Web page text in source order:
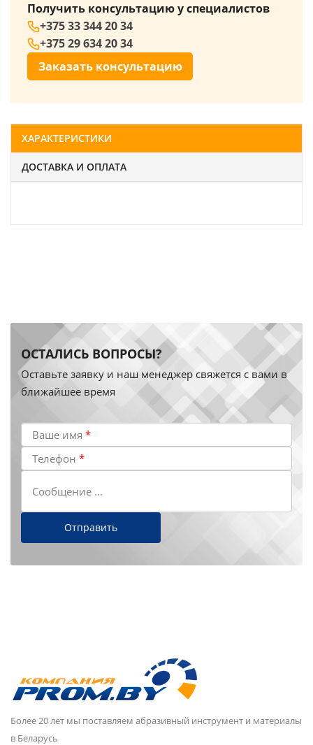
Получить консультацию у специалистов
+375 33 344 20 34
+375 29 634 20 34
Заказать консультацию
ХАРАКТЕРИСТИКИ
ДОСТАВКА И ОПЛАТА
ОСТАЛИСЬ ВОПРОСЫ?
Оставьте заявку и наш менеджер свяжется с вами в
ближайшее время
Ваше имя *
Телефон *
Сообщение ...
Более 20 лет мы поставляем абразивный инструмент и материалы
в Беларусь